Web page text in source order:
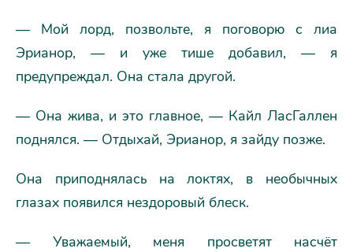
— Мой лорд, позвольте, я поговорю с лиа
Эрианор, — и уже тише добавил, — я
предупреждал. Она стала другой.
— Она жива, и это главное, — Кайл ЛасГаллен
поднялся. — Отдыхай, Эрианор, я зайду позже.
Она приподнялась на локтях, в необычных
глазах появился нездоровый блеск.
— Уважаемый, меня просветят насчёт